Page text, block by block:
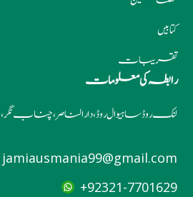
کتابیں
تقریبات
رابطہ کی معلومات
لنک روڈ ساہیوال روڈ، دارالناصر، چناب نگر، 35460
jamiausmania99@gmail.com
92321-7701629+